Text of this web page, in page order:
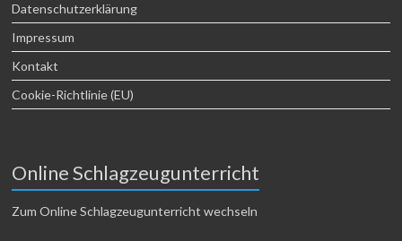
Datenschutzerklärung
Impressum
Kontakt
Cookie-Richtlinie (EU)
Online Schlagzeugunterricht
Zum Online Schlagzeugunterricht wechseln